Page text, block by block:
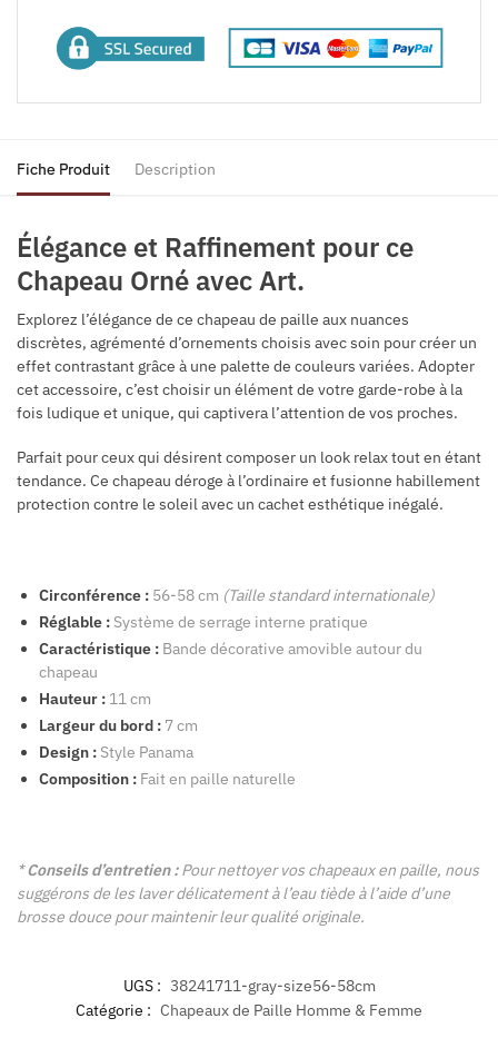
Fiche Produit Description
Élégance et Raffinement pour ce
Chapeau Orné avec Art.
Explorez l’élégance de ce chapeau de paille aux nuances
discrètes, agrémenté d’ornements choisis avec soin pour créer un
effet contrastant grâce à une palette de couleurs variées. Adopter
cet accessoire, c’est choisir un élément de votre garde-robe à la
fois ludique et unique, qui captivera l’attention de vos proches.
Parfait pour ceux qui désirent composer un look relax tout en étant
tendance. Ce chapeau déroge à l’ordinaire et fusionne habillement
protection contre le soleil avec un cachet esthétique inégalé.
Circonférence : 56-58 cm (Taille standard internationale)
Réglable : Système de serrage interne pratique
Caractéristique : Bande décorative amovible autour du
chapeau
Hauteur : 11 cm
Largeur du bord : 7 cm
Design : Style Panama
Composition : Fait en paille naturelle
*Conseils d’entretien :Pour nettoyer vos chapeaux en paille, nous
suggérons de les laver délicatement à l’eau tiède à l’aide d’une
brosse douce pour maintenir leur qualité originale.
UGS : 38241711-gray-size56-58cm
Catégorie : Chapeaux de Paille Homme & Femme